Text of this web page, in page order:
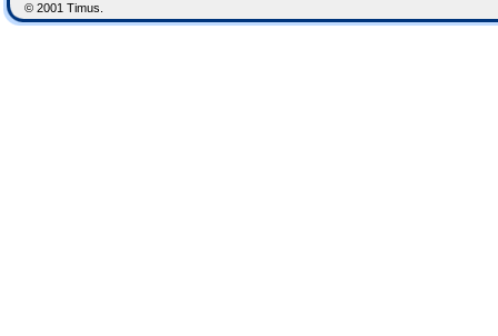
© 2001 Timus.